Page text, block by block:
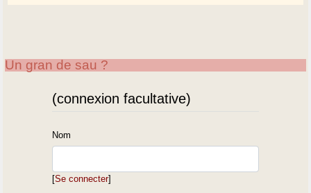
Un gran de sau ?
(connexion facultative)
Nom
[Se connecter]